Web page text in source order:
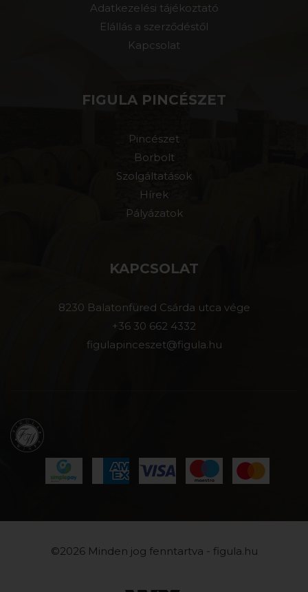
Adatkezelési tájékoztató
Elállás a szerződéstől
Kapcsolat
FIGULA PINCÉSZET
Pincészet
Borbolt
Szolgáltatások
Hírek
Pályázatok
KAPCSOLAT
8230 Balatonfüred Csárda utca vége
+36 30 662 4332
figulapinceszet@figula.hu
©2026 Minden jog fenntartva - figula.hu